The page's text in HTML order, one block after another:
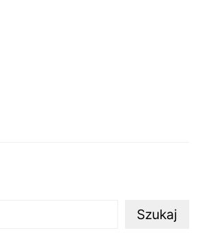
Szukaj